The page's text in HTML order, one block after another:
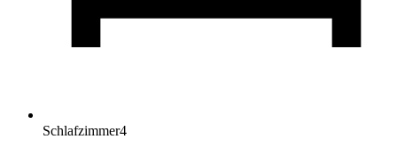
Schlafzimmer4